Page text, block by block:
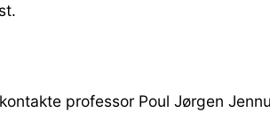
professor Poul Jørgen